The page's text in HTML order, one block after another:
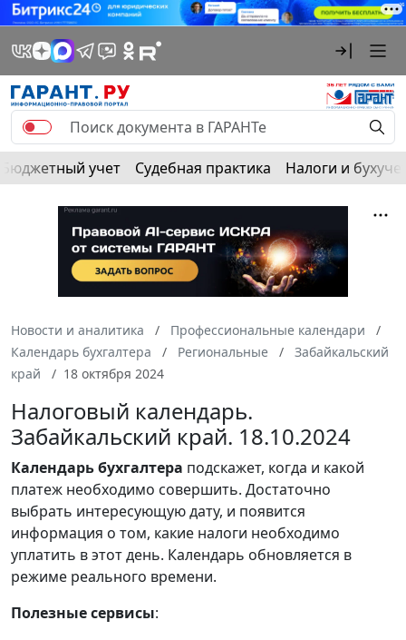
Бюджетный учет Судебная практика Налоги и
Новости и аналитика
Профессиональные календари
Календарь бухгалтера
Региональные
Забайкальский
край
18 октября 2024
Налоговый календарь.
Забайкальский край. 18.10.2024
Календарьбухгалтера подскажет, когда и какой
платеж необходимо совершить. Достаточно
выбрать интересующую дату, и появится
информация о том, какие налоги необходимо
уплатить в этот день. Календарь обновляется в
режиме реального времени.
Полезные сервисы: